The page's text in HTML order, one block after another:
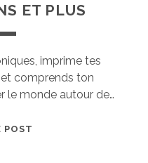
ET PLUS
imprime tes
comprends ton
le monde autour de…
POST